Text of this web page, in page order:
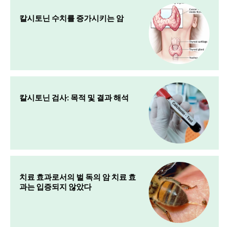
칼시토닌 수치를 증가시키는 암
칼시토닌 검사: 목적 및 결과 해석
치료 효과로서의 벌 독의 암 치료 효
과는 입증되지 않았다